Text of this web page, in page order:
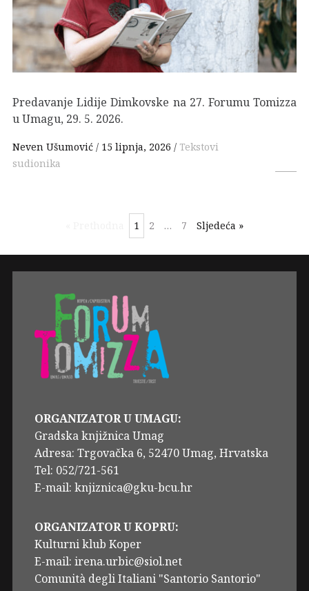
Predavanje Lidije Dimkovske na 27. Forumu Tomizza
u Umagu, 29. 5. 2026.
Neven Ušumović 15 lipnja, 2026
Tekstovi
sudionika
1 2 … 7 Sljedeća »
ORGANIZATOR U UMAGU:
Gradska knjižnica Umag
Adresa: Trgovačka 6, 52470 Umag, Hrvatska
Tel: 052/721-561
E-mail: knjiznica@gku-bcu.hr
ORGANIZATOR U KOPRU:
Kulturni klub Koper
E-mail: irena.urbic@siol.net
Comunità degli Italiani "Santorio Santorio"